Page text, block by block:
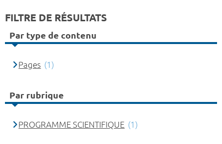
FILTRE DE RÉSULTATS
Par type de contenu
Pages (1)
Par rubrique
PROGRAMME SCIENTIFIQUE (1)